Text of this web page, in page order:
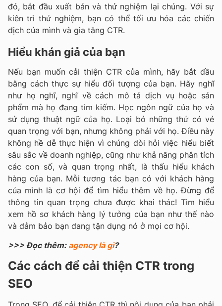
đó, bắt đầu xuất bản và thử nghiệm lại chúng. Với sự
kiên trì thử nghiệm, bạn có thể tối ưu hóa các chiến
dịch của mình và gia tăng CTR.
Hiểu khán giả của bạn
Nếu bạn muốn cải thiện CTR của mình, hãy bắt đầu
bằng cách thực sự hiểu đối tượng của bạn. Hãy nghĩ
như họ nghĩ, nghĩ về cách mô tả dịch vụ hoặc sản
phẩm mà họ đang tìm kiếm. Học ngôn ngữ của họ và
sử dụng thuật ngữ của họ. Loại bỏ những thứ có vẻ
quan trọng với bạn, nhưng không phải với họ. Điều này
không hề dễ thực hiện vì chúng đòi hỏi việc hiểu biết
sâu sắc về doanh nghiệp, cũng như khả năng phân tích
các con số, và quan trọng nhất, là thấu hiểu khách
hàng của bạn. Mỗi tương tác bạn có với khách hàng
của mình là cơ hội để tìm hiểu thêm về họ. Đừng để
thông tin quan trọng chưa được khai thác! Tìm hiểu
xem hồ sơ khách hàng lý tưởng của bạn như thế nào
và đảm bảo bạn đang tận dụng nó ở mọi cơ hội.
>>> Đọc thêm: agency là gì?
Các cách để cải thiện CTR trong
SEO